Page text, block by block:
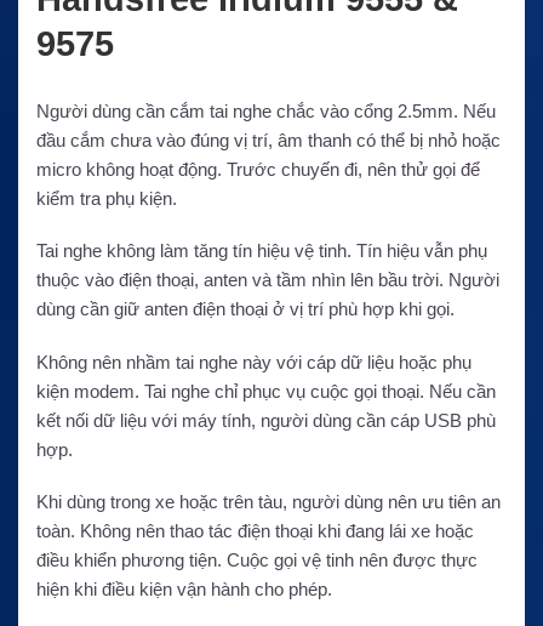
9575
Người dùng cần cắm tai nghe chắc vào cổng 2.5mm. Nếu
đầu cắm chưa vào đúng vị trí, âm thanh có thể bị nhỏ hoặc
micro không hoạt động. Trước chuyến đi, nên thử gọi để
kiểm tra phụ kiện.
Tai nghe không làm tăng tín hiệu vệ tinh. Tín hiệu vẫn phụ
thuộc vào điện thoại, anten và tầm nhìn lên bầu trời. Người
dùng cần giữ anten điện thoại ở vị trí phù hợp khi gọi.
Không nên nhầm tai nghe này với cáp dữ liệu hoặc phụ
kiện modem. Tai nghe chỉ phục vụ cuộc gọi thoại. Nếu cần
kết nối dữ liệu với máy tính, người dùng cần cáp USB phù
hợp.
Khi dùng trong xe hoặc trên tàu, người dùng nên ưu tiên an
toàn. Không nên thao tác điện thoại khi đang lái xe hoặc
điều khiển phương tiện. Cuộc gọi vệ tinh nên được thực
hiện khi điều kiện vận hành cho phép.